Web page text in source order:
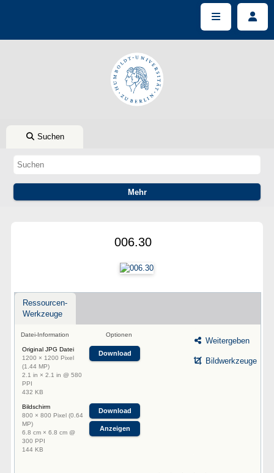
Suchen
006.30
Ressourcen-
Werkzeuge
Datei-Information Optionen
Original JPG Datei
1200 × 1200 Pixel
(1.44 MP)
2.1 in × 2.1 in @ 580
PPI
432 KB
Download
Bildschirm
800 × 800 Pixel (0.64
MP)
6.8 cm × 6.8 cm @
300 PPI
144 KB
Download
Anzeigen
Weitergeben
Bildwerkzeuge